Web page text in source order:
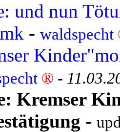
und nun
- waldspecht
® -
Kremser
-